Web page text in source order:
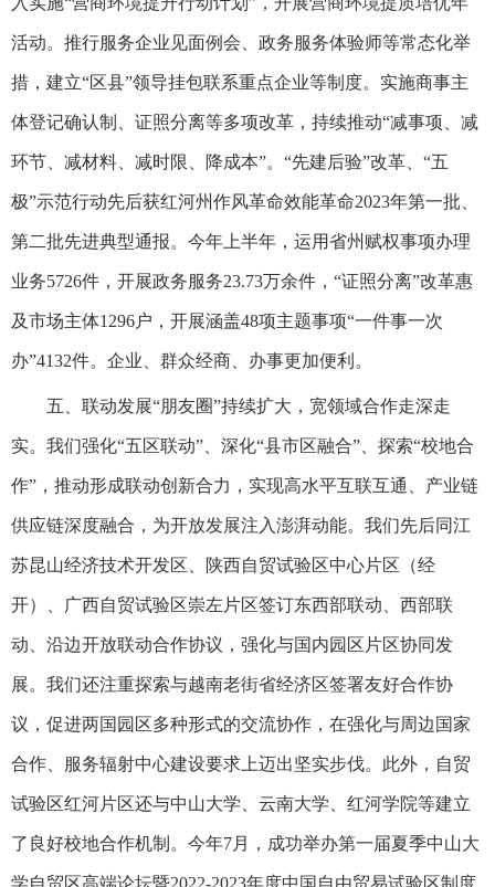
活动。推行服务企业见面例会、政务服务体验师等常态化举
措，建立“区县”领导挂包联系重点企业等制度。实施商事主
体登记确认制、证照分离等多项改革，持续推动“减事项、减
环节、减材料、减时限、降成本”。“先建后验”改革、“五
极”示范行动先后获红河州作风革命效能革命2023年第一批、
第二批先进典型通报。今年上半年，运用省州赋权事项办理
业务5726件，开展政务服务23.73万余件，“证照分离”改革惠
及市场主体1296户，开展涵盖48项主题事项“一件事一次
办”4132件。企业、群众经商、办事更加便利。
五、联动发展“朋友圈”持续扩大，宽领域合作走深走
实。我们强化“五区联动”、深化“县市区融合”、探索“校地合
作”，推动形成联动创新合力，实现高水平互联互通、产业链
供应链深度融合，为开放发展注入澎湃动能。我们先后同江
苏昆山经济技术开发区、陕西自贸试验区中心片区（经
开）、广西自贸试验区崇左片区签订东西部联动、西部联
动、沿边开放联动合作协议，强化与国内园区片区协同发
展。我们还注重探索与越南老街省经济区签署友好合作协
议，促进两国园区多种形式的交流协作，在强化与周边国家
合作、服务辐射中心建设要求上迈出坚实步伐。此外，自贸
试验区红河片区还与中山大学、云南大学、红河学院等建立
了良好校地合作机制。今年7月，成功举办第一届夏季中山大